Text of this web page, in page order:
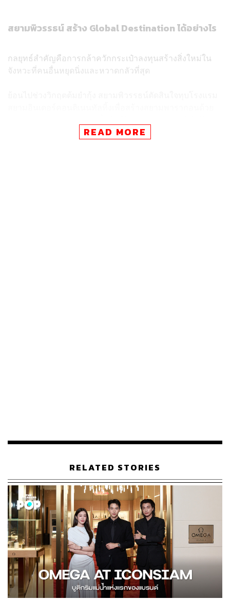
สยามพิวรรธน์ สร้าง Global Destination ได้อย่างไร
กลยุทธ์สำคัญคือการกล้าควักกระเป๋าลงทุนสร้างสิ่งใหม่ใน
จังหวะที่คนอื่นหยุดนิ่งและหวาดกลัวที่สุด
ต้นทุนก่อสร้างที่คุ้มค่า เช่นเดียวกับตอนโควิด-19 ที่
หรือลักชูรีแบรนด์กว่า 51 แบรนด์เข้ามา คุณแป๋มใช้วิธีนำ
โลเคชันและวิสัยทัศน์ระดับชาติมาเป็นจุดขายหลัก ช่วย
เปลี่ยนพื้นที่นอกสายตาให้กลายเป็นศูนย์กลางเศรษฐกิจใหม่
ดึงดูดนักลงทุนและนักท่องเที่ยวเข้าประเทศได้อย่างมหาศาล
Shared Value พลิกเกมธุรกิจรีเทลได้อย่างไร
การคลุกคลีรับฟังปัญหาและยกระดับคุณภาพชีวิตให้ผู้มีส่วน
ได้ส่วนเสียทุกกลุ่ม คือกุญแจสร้างความเชื่อมั่นและระบบ
นิเวศที่ยั่งยืน
READ MORE
RELATED STORIES